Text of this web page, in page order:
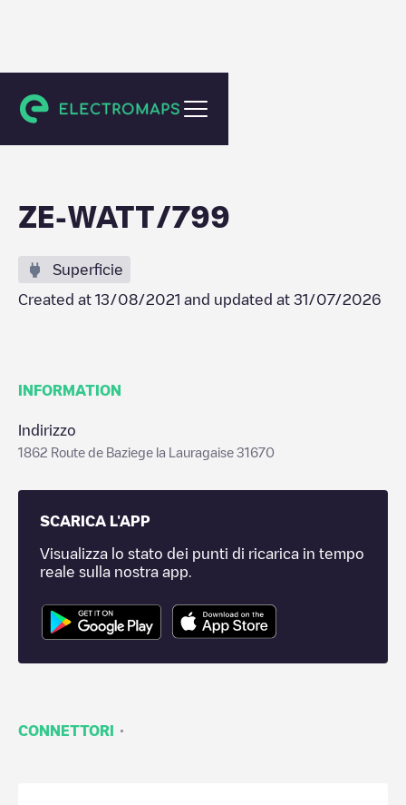
Labège
ZE-WATT/799
Superficie
Created at 13/08/2021 and updated at 31/07/2026
INFORMATION
Indirizzo
1862 Route de Baziege la Lauragaise 31670
SCARICA L'APP
Visualizza lo stato dei punti di ricarica in tempo
reale sulla nostra app.
CONNETTORI ·